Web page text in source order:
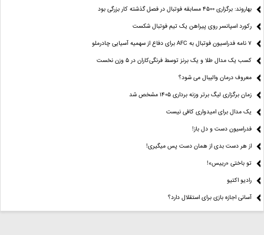
بهاروند: برگزاری ۴۵۰۰ مسابقه فوتبال در فصل گذشته کار بزرگی بود
رکورد اسپانسر روی پیراهن یک تیم فوتبال شکست
۷ نامه فدراسیون فوتبال به AFC برای دفاع از سهمیه آسیایی چادرملو
کسب یک مدال طلا و یک برنز توسط فرنگی‌کاران در ۵ وزن نخست
معروف درمان والیبال می شود؟
زمان برگزاری لیگ برتر وزنه برداری ۱۴۰۵ مشخص شد
یک مدال برای امیدواری کافی نیست
فدراسیون دست‌ و دل باز!
از هر دست بدی از همان دست پس میگیری!
تو باختی «رییس»!
رادیو اکتیو
آسانی اجازه بازی برای استقلال دارد؟